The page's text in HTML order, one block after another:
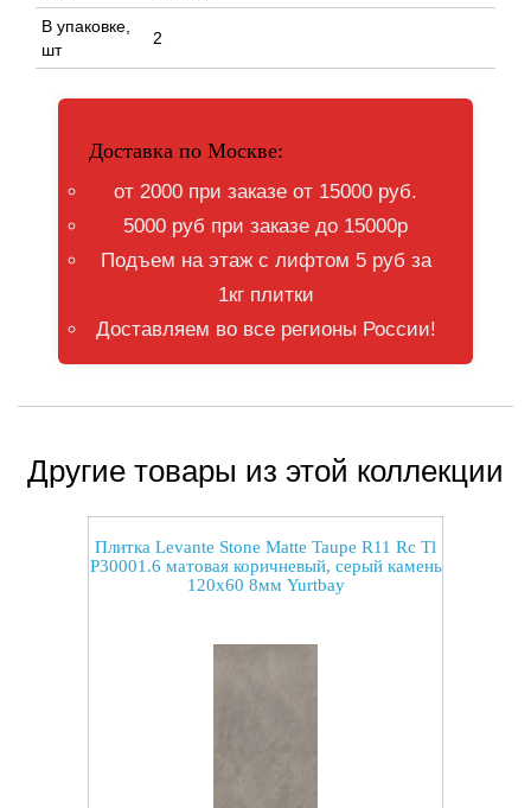
В упаковке,
шт
2
Доставка по Москве:
от 2000 при заказе от 15000 руб.
5000 руб при заказе до 15000р
Подъем на этаж с лифтом 5 руб за
1кг плитки
Доставляем во все регионы России!
Другие товары из этой коллекции
Плитка Levante Stone Matte Taupe R11 Rc Tl
P30001.6 матовая коричневый, серый камень
120x60 8мм Yurtbay